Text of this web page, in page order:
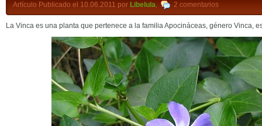
Artículo Publicado el 10.06.2011 por Libelula, 2 comentarios
La Vinca es una planta que pertenece a la familia Apocináceas, género Vinca,